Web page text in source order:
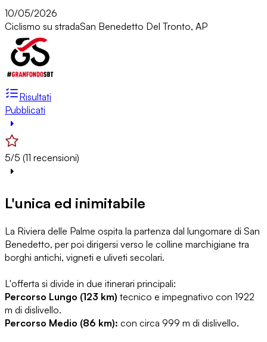
10/05/2026
Ciclismo su stradaSan Benedetto Del Tronto, AP
Risultati
Pubblicati
5/5 (11 recensioni)
L'unica ed inimitabile
La Riviera delle Palme ospita la partenza dal lungomare di San
Benedetto, per poi dirigersi verso le colline marchigiane tra
borghi antichi, vigneti e uliveti secolari.
L'offerta si divide in due itinerari principali:
Percorso Lungo (123 km) tecnico e impegnativo con 1922
m di dislivello.
Percorso Medio (86 km): con circa 999 m di dislivello.